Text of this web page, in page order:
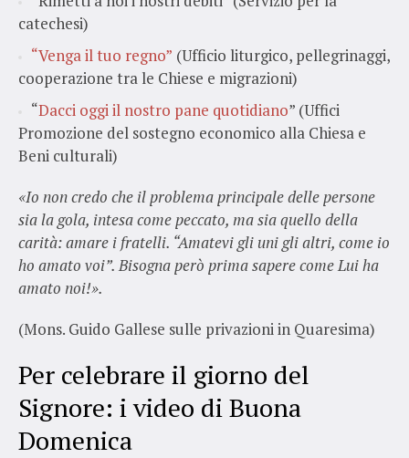
catechesi)
“Venga il tuo regno” (Ufficio liturgico, pellegrinaggi,
cooperazione tra le Chiese e migrazioni)
“Dacci oggi il nostro pane quotidiano” (Uffici
Promozione del sostegno economico alla Chiesa e
Beni culturali)
«Io non credo che il problema principale delle persone
sia la gola, intesa come peccato, ma sia quello della
carità: amare i fratelli. “Amatevi gli uni gli altri, come io
ho amato voi”. Bisogna però prima sapere come Lui ha
amato noi!».
(Mons. Guido Gallese sulle privazioni in Quaresima)
Per celebrare il giorno del
Signore: i video di Buona
Domenica